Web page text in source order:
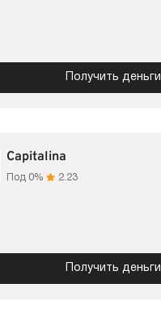
Получить деньги
Capitalina
Под 0% 2.23
Получить деньги